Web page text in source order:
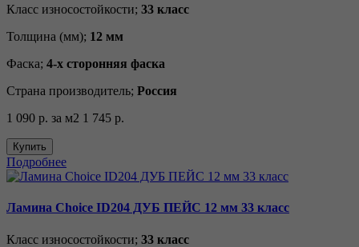
Класс износостойкости; 33 класс
Толщина (мм); 12 мм
Фаска; 4-х сторонняя фаска
Страна производитель; Россия
1 090 р. за м2 1 745 р.
Купить
Подробнее
Ламина Choice ID204 ДУБ ПЕЙС 12 мм 33 класс
Класс износостойкости; 33 класс